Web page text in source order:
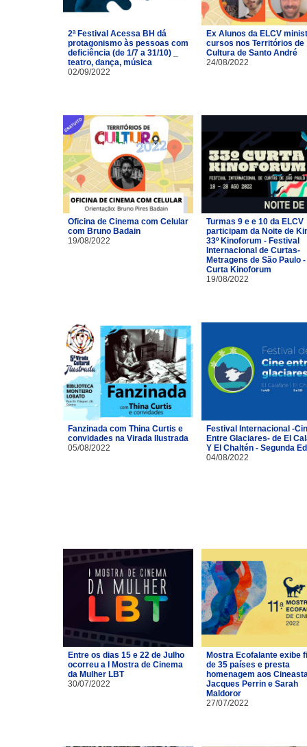
2ª Festival Acessa BH dá
protagonismo às pessoas com
deficiência (de 1/7 a 31/10) _
teatro, dança, música
02/09/2022
Ex Alunos da ELCV
cursos nos Territórios de
Cultura de Santo André
24/08/2022
Oficina de Cinema com Celular
com Bruno Badain
19/08/2022
Turmas 9 e e 10 da ELCV
participam da Noite de
33º Kinoforum - Festival
Internacional de Curtas-
Metragens de São Paulo -
Curta Kinoforum
19/08/2022
Fanzinada com Thina Curtis e
convidades na Virada Ilustrada
05/08/2022
Festival Internacional -
Entre Glaciares- de El
Y El Chaltén - Segunda
04/08/2022
Entre os dias 15 e 22 de Julho
ocorreu a I Mostra de Cinema
da Mulher LBT
30/07/2022
Mostra Ecofalante exibe
de 35 países e presta
homenagem aos
Jacques Perrin e Sarah
Maldoror
27/07/2022